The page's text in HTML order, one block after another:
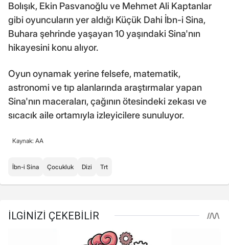
Bolışık, Ekin Pasvanoğlu ve Mehmet Ali Kaptanlar
gibi oyuncuların yer aldığı Küçük Dahi İbn-i Sina,
Buhara şehrinde yaşayan 10 yaşındaki Sina'nın
hikayesini konu alıyor.
Oyun oynamak yerine felsefe, matematik,
astronomi ve tıp alanlarında araştırmalar yapan
Sina'nın maceraları, çağının ötesindeki zekası ve
sıcacık aile ortamıyla izleyicilere sunuluyor.
Kaynak: AA
İbn-i Sina Çocukluk Dizi Trt